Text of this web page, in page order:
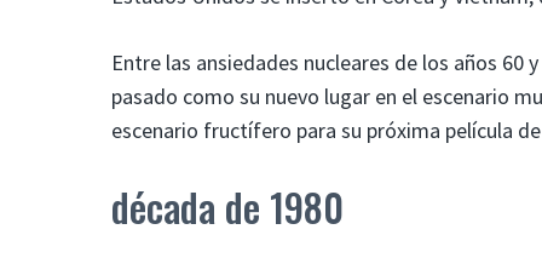
Entre las ansiedades nucleares de los años
pasado como su nuevo lugar en el escenario
escenario fructífero para su próxima película
década de 1980